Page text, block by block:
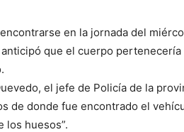
en la jornada del
que el cuerpo
el jefe de Policía de la
de donde fue encontrado el
los huesos”.